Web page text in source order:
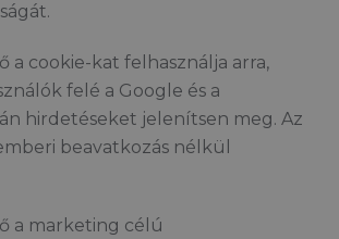
a cookie-kat felhasználja arra,
felé a Google és a
hirdetéseket jelenítsen meg. Az
beavatkozás nélkül
a marketing célú